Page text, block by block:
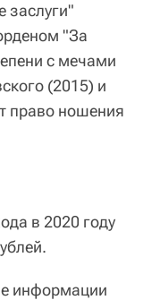
заслуги"
"За
с мечами
(2015) и
право ношения
в 2020 году
информации